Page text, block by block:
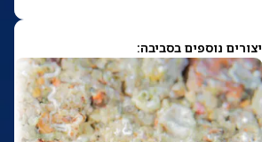
יצורים נוספים בסביבה: